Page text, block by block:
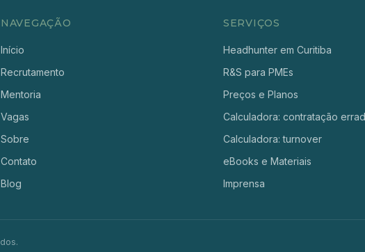
NAVEGAÇÃO
Início
Recrutamento
Mentoria
Vagas
Sobre
Contato
Blog
SERVIÇOS
Headhunter em Curitiba
R&S para PMEs
Preços e Planos
Calculadora: contratação
Calculadora: turnover
eBooks e Materiais
Imprensa